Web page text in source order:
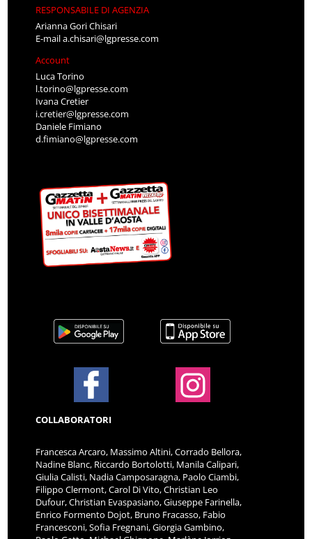
RESPONSABILE DI AGENZIA
Arianna Gori Chisari
E-maila.chisari@lgpresse.com
Account
Luca Torino
l.torino@lgpresse.com
Ivana Cretier
i.cretier@lgpresse.com
Daniele Fimiano
d.fimiano@lgpresse.com
COLLABORATORI
Francesca Arcaro, Massimo Altini, Corrado Bellora,
Nadine Blanc, Riccardo Bortolotti, Manila Calipari,
Giulia Calisti, Nadia Camposaragna, Paolo Ciambi,
Filippo Clermont, Carol Di Vito, Christian Leo
Dufour, Christian Evaspasiano, Giuseppe Farinella,
Enrico Formento Dojot, Bruno Fracasso, Fabio
Francesconi, Sofia Fregnani, Giorgia Gambino,